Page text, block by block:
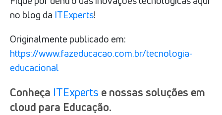
no blog da ITExperts!
Originalmente publicado em:
https://www.fazeducacao.com.br/tecnologia-
educacional
Conheça ITExperts e nossas soluções em
cloud para Educação.